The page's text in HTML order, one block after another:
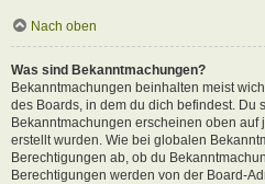
Nach oben
Was sind Bekanntmachungen?
Bekanntmachungen beinhalten meist
des Boards, in dem du dich befindest. Du
Bekanntmachungen erscheinen oben auf
erstellt wurden. Wie bei globalen
Berechtigungen ab, ob du
Berechtigungen werden von der Board-